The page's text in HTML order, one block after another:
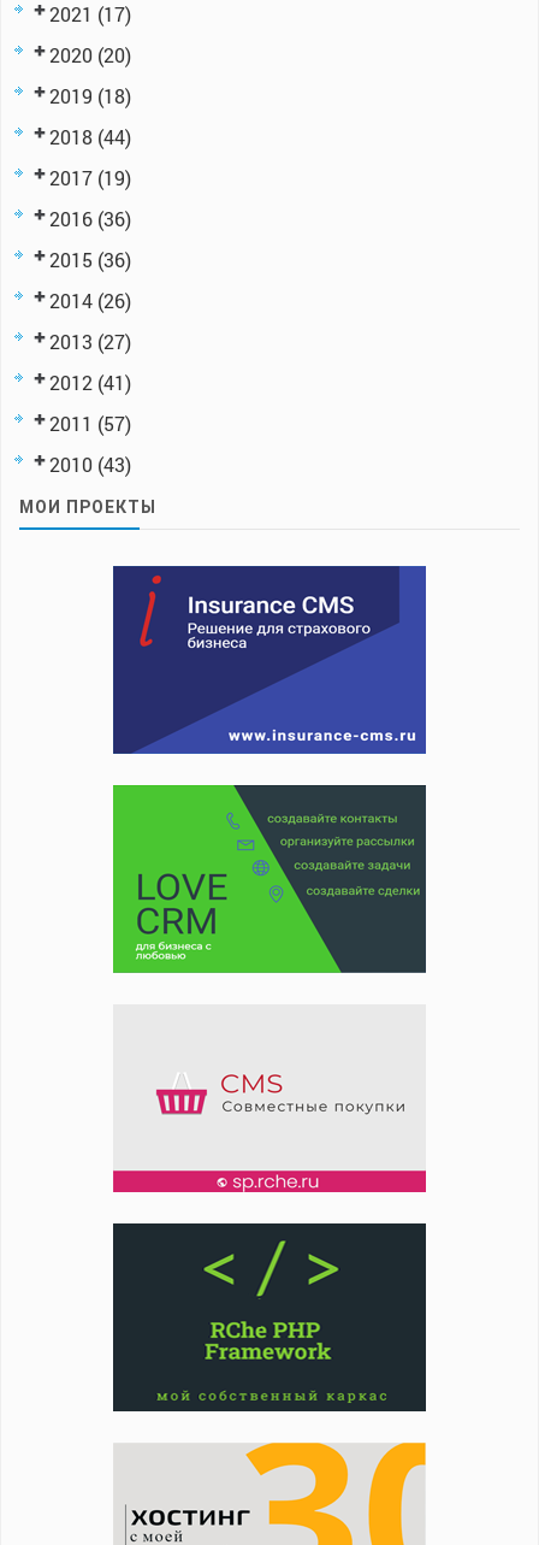
2021 (17)
2020 (20)
2019 (18)
2018 (44)
2017 (19)
2016 (36)
2015 (36)
2014 (26)
2013 (27)
2012 (41)
2011 (57)
2010 (43)
МОИ ПРОЕКТЫ